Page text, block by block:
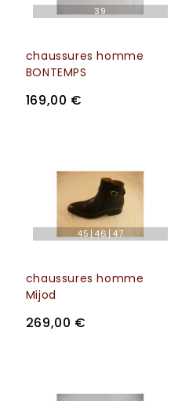
39
chaussures homme
BONTEMPS
169,00 €
45 46 47
chaussures homme
Mijod
269,00 €